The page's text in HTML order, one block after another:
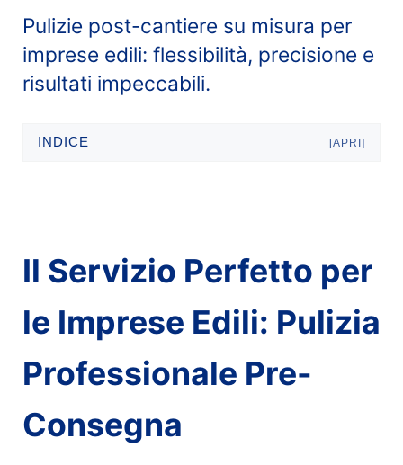
Pulizie post-cantiere su misura per
imprese edili: flessibilità, precisione e
risultati impeccabili.
INDICE [APRI]
Il Servizio Perfetto per
le Imprese Edili: Pulizia
Professionale Pre-
Consegna